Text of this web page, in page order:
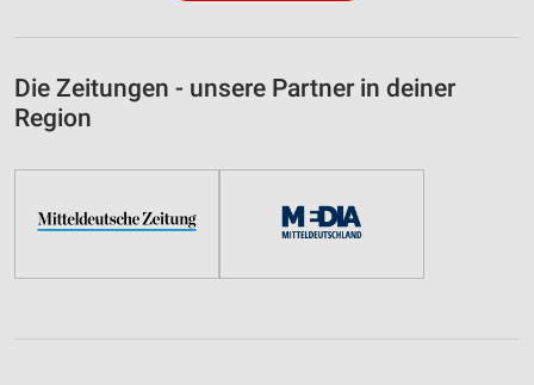
Die Zeitungen - unsere Partner in deiner
Region